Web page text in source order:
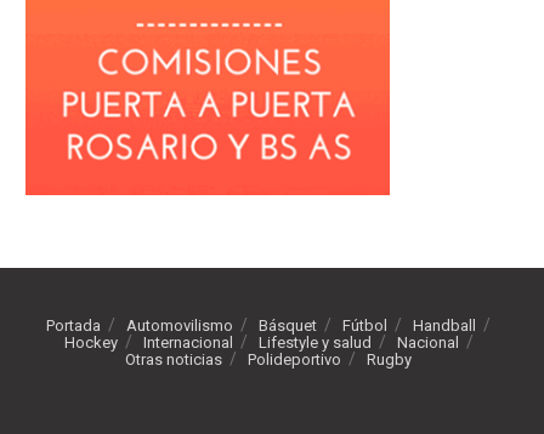
Portada Automovilismo Básquet Fútbol
Handball
Hockey
Internacional Lifestyle y salud
Nacional
Otras noticias
Polideportivo Rugby